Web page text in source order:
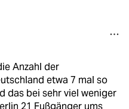
Anzahl der
etwa 7 mal so
das bei sehr viel weniger
21 Fußgänger ums